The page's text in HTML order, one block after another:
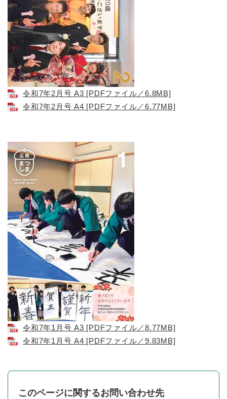
令和7年2月号 A3 [PDFファイル／6.8MB]
令和7年2月号 A4 [PDFファイル／6.77MB]
令和7年1月号 A3 [PDFファイル／8.77MB]
令和7年1月号 A4 [PDFファイル／9.83MB]
このページに関するお問い合わせ先